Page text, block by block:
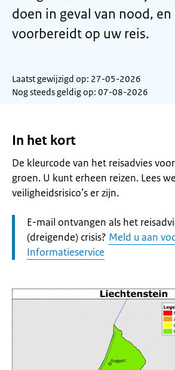
doen in geval van nood, en
voorbereidt op uw reis.
Laatst gewijzigd op: 27-05-2026
Nog steeds geldig op: 07-08-2026
In het kort
De kleurcode van het reisadvies
groen. U kunt erheen reizen. Lees
veiligheidsrisico’s er zijn.
Let
op:
E-mail ontvangen als het
(dreigende) crisis? Meld u aan
Informatieservice